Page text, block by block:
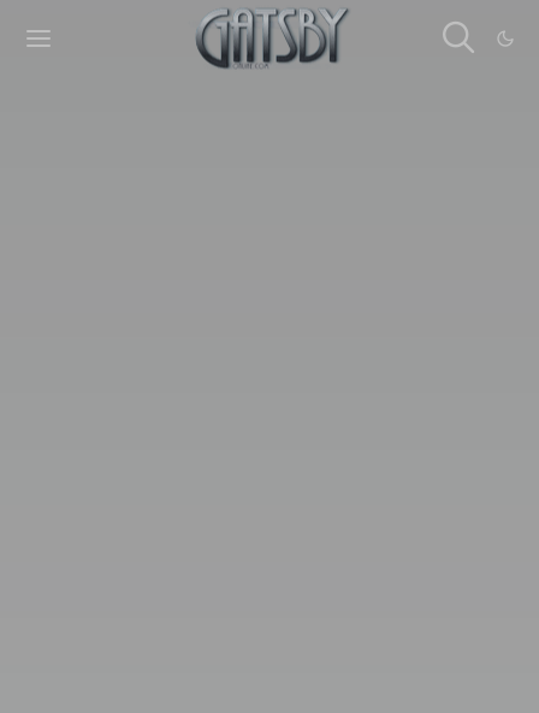
Cookies management panel